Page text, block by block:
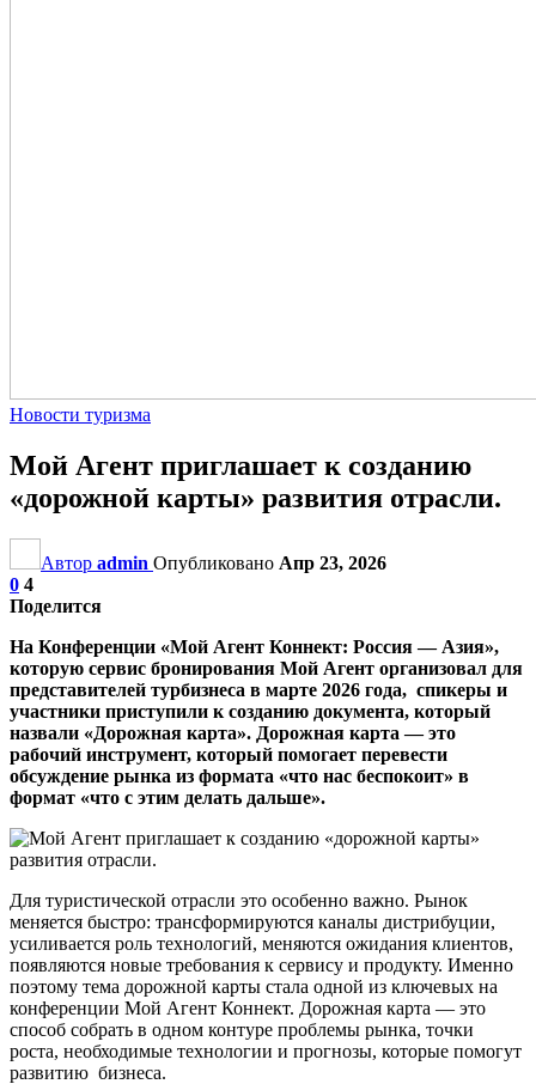
Новости туризма
Мой Агент приглашает к созданию
«дорожной карты» развития отрасли.
Автор admin Опубликовано Апр 23, 2026
0 4
Поделится
На Конференции «Мой Агент Коннект: Россия — Азия»,
которую сервис бронирования Мой Агент организовал для
представителей турбизнеса в марте 2026 года, спикеры и
участники приступили к созданию документа, который
назвали «Дорожная карта». Дорожная карта — это
рабочий инструмент, который помогает перевести
обсуждение рынка из формата «что нас беспокоит» в
формат «что с этим делать дальше».
Для туристической отрасли это особенно важно. Рынок
меняется быстро: трансформируются каналы дистрибуции,
усиливается роль технологий, меняются ожидания клиентов,
появляются новые требования к сервису и продукту. Именно
поэтому тема дорожной карты стала одной из ключевых на
конференции Мой Агент Коннект. Дорожная карта — это
способ собрать в одном контуре проблемы рынка, точки
роста, необходимые технологии и прогнозы, которые помогут
развитию бизнеса.